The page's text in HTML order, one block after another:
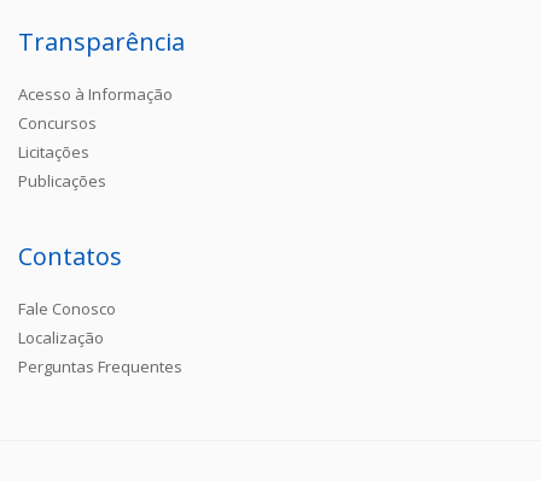
Transparência
Acesso à Informação
Concursos
Licitações
Publicações
Contatos
Fale Conosco
Localização
Perguntas Frequentes